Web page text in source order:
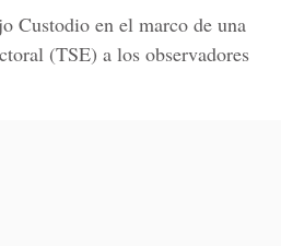
Custodio en el marco de una
(TSE) a los observadores